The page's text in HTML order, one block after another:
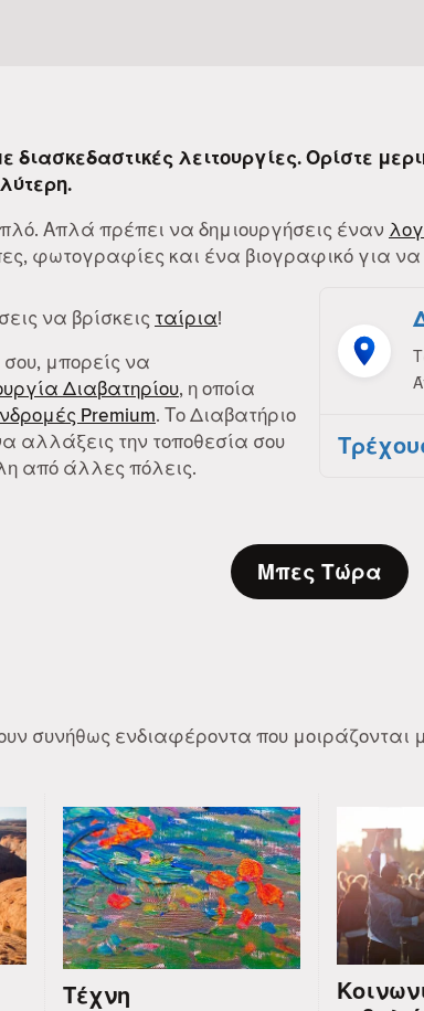
διασκεδαστικές λειτουργίες. Ορίστε
Απλά πρέπει να δημιουργήσεις έναν
φωτογραφίες και ένα βιογραφικό για να
να βρίσκεις ταίρια!
σου, μπορείς να
Διαβατηρίου, η οποία
Premium. Το Διαβατήριο
αλλάξεις την τοποθεσία σου
από άλλες πόλεις.
Μπες Τώρα
συνήθως ενδιαφέροντα που μοιράζονται
Τέχνη